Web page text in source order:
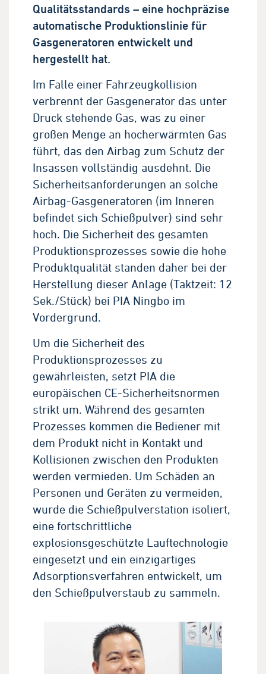
Qualitätsstandards – eine hochpräzise
automatische Produktionslinie für
Gasgeneratoren entwickelt und
hergestellt hat.
Im Falle einer Fahrzeugkollision
verbrennt der Gasgenerator das unter
Druck stehende Gas, was zu einer
großen Menge an hocherwärmten Gas
führt, das den Airbag zum Schutz der
Insassen vollständig ausdehnt. Die
Sicherheitsanforderungen an solche
Airbag-Gasgeneratoren (im Inneren
befindet sich Schießpulver) sind sehr
hoch. Die Sicherheit des gesamten
Produktionsprozesses sowie die hohe
Produktqualität standen daher bei der
Herstellung dieser Anlage (Taktzeit: 12
Sek./Stück) bei PIA Ningbo im
Vordergrund.
Um die Sicherheit des
Produktionsprozesses zu
gewährleisten, setzt PIA die
europäischen CE-Sicherheitsnormen
strikt um. Während des gesamten
Prozesses kommen die Bediener mit
dem Produkt nicht in Kontakt und
Kollisionen zwischen den Produkten
werden vermieden. Um Schäden an
Personen und Geräten zu vermeiden,
wurde die Schießpulverstation isoliert,
eine fortschrittliche
explosionsgeschützte Lauftechnologie
eingesetzt und ein einzigartiges
Adsorptionsverfahren entwickelt, um
den Schießpulverstaub zu sammeln.